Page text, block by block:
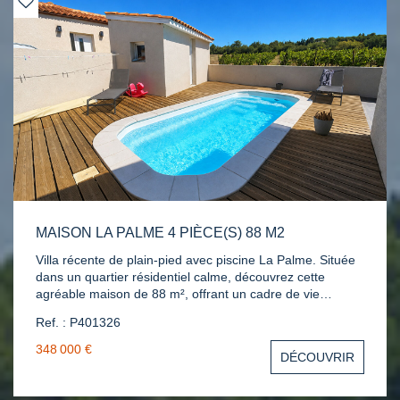
S778186.Contact : Bénédicte Jouvet 06 03 58 10 77
MAISON LA PALME 4 PIÈCE(S) 88 M2
Villa récente de plain-pied avec piscine La Palme. Située
dans un quartier résidentiel calme, découvrez cette
agréable maison de 88 m², offrant un cadre de vie
pièce de vie lumineuse avec séjour salon et cuisine
aménagée, trois chambres avec placard, une salle d'eau
terrasse entièrement carrelée avec vue dégagée et
piscine, idéale pour vos moments de détente,. Pour votre
Ref. : P401326
348 000 €
DÉCOUVRIR